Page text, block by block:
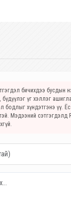
бичихдээ бусдын
үг хэллэг
бодлыг хүндэтгэнэ үү.
Мэдээний сэтгэгдэлд